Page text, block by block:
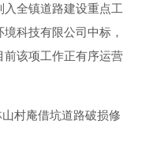
全镇道路建设重点工
科技有限公司中标，
该项工作正有序运营
村庵借坑道路破损修